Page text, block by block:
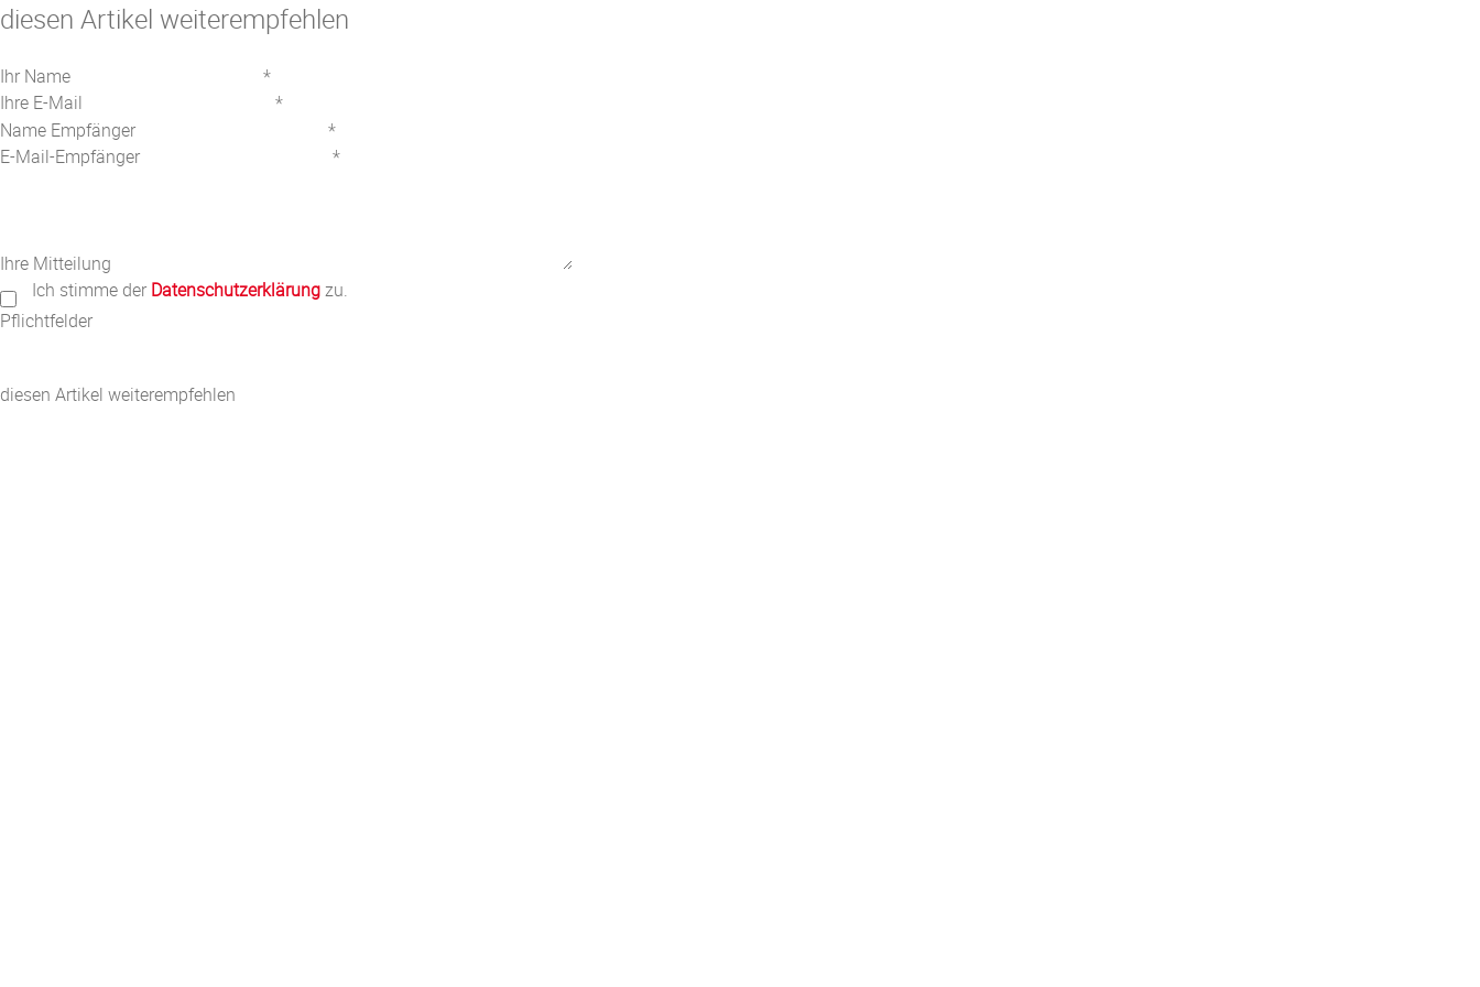
diesen Artikel weiterempfehlen
Ihr Name
*
Ihre E-Mail
*
Name Empfänger
*
E-Mail-Empfänger
*
Ihre Mitteilung
Ich stimme der Datenschutzerklärungzu.
Pflichtfelder
diesen Artikel weiterempfehlen